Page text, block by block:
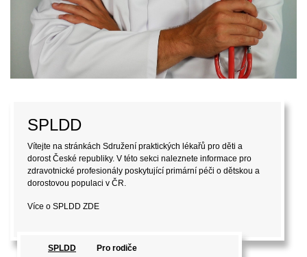
SPLDD
Vítejte na stránkách Sdružení praktických lékařů pro děti a
dorost České republiky. V této sekci naleznete informace pro
zdravotnické profesionály poskytující primární péči o dětskou a
dorostovou populaci v ČR.
Více o SPLDD ZDE
SPLDD Pro rodiče